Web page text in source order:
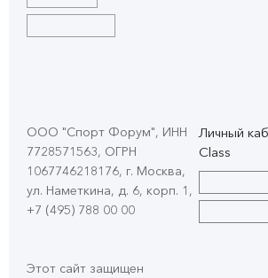
ООО "Спорт Форум", ИНН
7728571563, ОГРН
1067746218176, г. Москва,
ул. Наметкина, д. 6, корп. 1 ,
+7 (495) 788 00 00
Этот сайт защищен
Личный
Class